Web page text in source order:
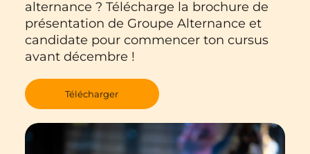
alternance ? Télécharge la brochure de
présentation de Groupe Alternance et
candidate pour commencer ton cursus
avant décembre !
Télécharger